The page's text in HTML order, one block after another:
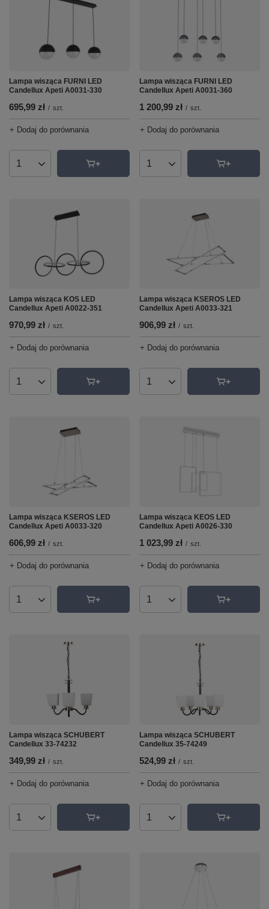
Lampa wisząca FURNI LED
Candellux Apeti A0031-330
695,99 zł / szt.
+ Dodaj do porównania
Ilość produktów
Lampa wisząca FURNI LED
Candellux Apeti A0031-360
1 200,99 zł / szt.
+ Dodaj do porównania
Ilość produktów
Lampa wisząca KOS LED
Candellux Apeti A0022-351
970,99 zł / szt.
+ Dodaj do porównania
Ilość produktów
Lampa wisząca KSEROS LED
Candellux Apeti A0033-321
906,99 zł / szt.
+ Dodaj do porównania
Ilość produktów
Lampa wisząca KSEROS LED
Candellux Apeti A0033-320
606,99 zł / szt.
+ Dodaj do porównania
Ilość produktów
Lampa wisząca KEOS LED
Candellux Apeti A0026-330
1 023,99 zł / szt.
+ Dodaj do porównania
Ilość produktów
Lampa wisząca SCHUBERT
Candellux 33-74232
349,99 zł / szt.
+ Dodaj do porównania
Ilość produktów
Lampa wisząca SCHUBERT
Candellux 35-74249
524,99 zł / szt.
+ Dodaj do porównania
Ilość produktów